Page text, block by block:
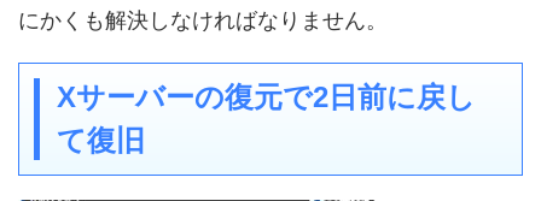
にかくも解決しなければなりません。
Xサーバーの復元で2日前に戻し
て復旧